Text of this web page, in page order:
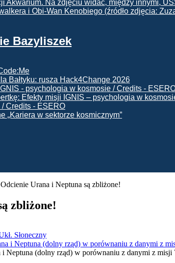
Bazyliszek
Bałtyku: rusza Hack4Change 2026
Efekty misji IGNIS – psychologia w
„Kariera w sektorze kosmicznym”
Odcienie Urana i Neptuna są zbliżone!
zbliżone!
Słoneczny
Neptuna (dolny rząd) w porównaniu z danymi z